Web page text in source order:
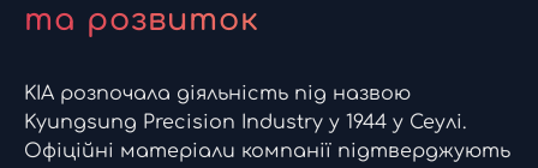
та розвиток
KIA розпочала діяльність під назвою
Kyungsung Precision Industry у 1944 у Сеулі.
Офіційні матеріали компанії підтверджують